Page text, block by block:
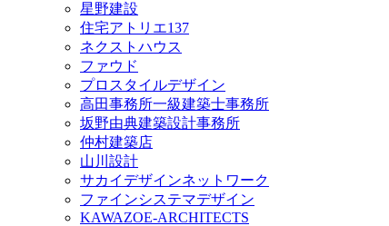
星野建設
住宅アトリエ137
ネクストハウス
ファウド
プロスタイルデザイン
高田事務所一級建築士事務所
坂野由典建築設計事務所
仲村建築店
山川設計
サカイデザインネットワーク
ファインシステマデザイン
KAWAZOE-ARCHITECTS